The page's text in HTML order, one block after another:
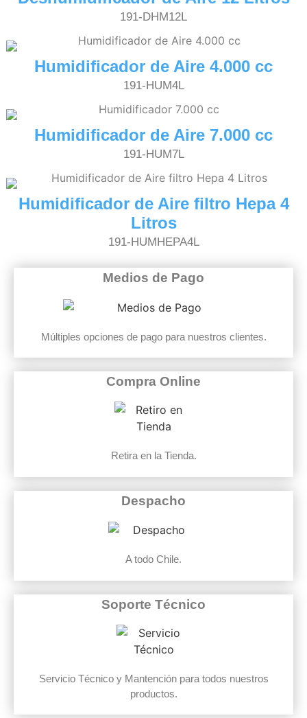
191-DHM12L
Humidificador de Aire 4.000 cc
191-HUM4L
Humidificador de Aire 7.000 cc
191-HUM7L
Humidificador de Aire filtro Hepa 4
Litros
191-HUMHEPA4L
Medios de Pago
Múltiples opciones de pago para nuestros clientes.
Compra Online
Retira en la Tienda.
Despacho
A todo Chile.
Soporte Técnico
Servicio Técnico y Mantención para todos nuestros
productos.